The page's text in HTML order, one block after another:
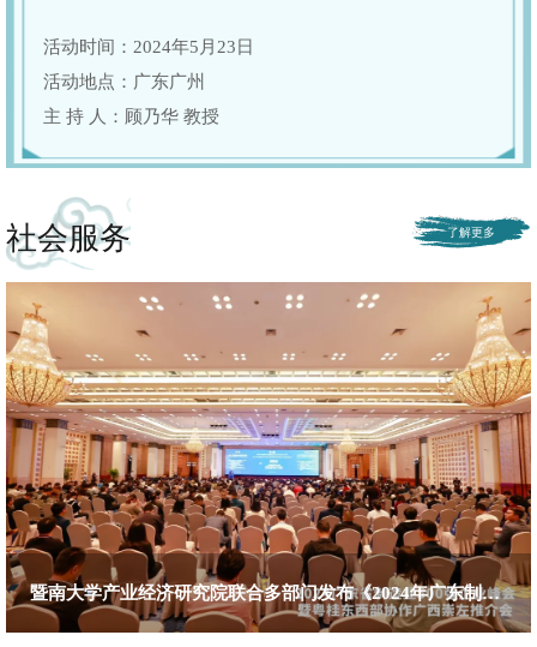
活动时间：2024年5月23日
活动地点：广东广州
主 持 人：顾乃华 教授
社会服务
暨南大学产业经济研究院联合多部门发布《2024年广东制造